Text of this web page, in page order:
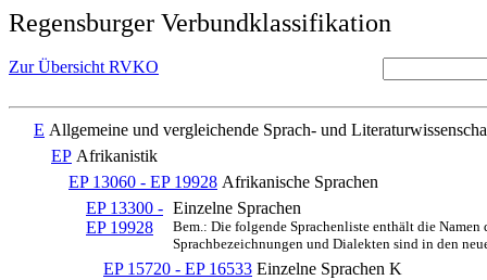
Regensburger Verbundklassifikation
Zur Übersicht RVKO
E Allgemeine und vergleichende Sprach- und
EP Afrikanistik
EP 13060 - EP 19928 Afrikanische Sprachen
EP 13300 -
EP 19928
Einzelne Sprachen
Bem.: Die folgende Sprachenliste enthält die
Sprachbezeichnungen und Dialekten sind in den
EP 15720 - EP 16533 Einzelne Sprachen K